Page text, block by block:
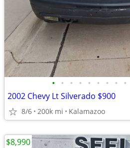
• • • • • • • • •
2002 Chevy Lt Silverado $900
8/6 200k mi Kalamazoo
$8,990